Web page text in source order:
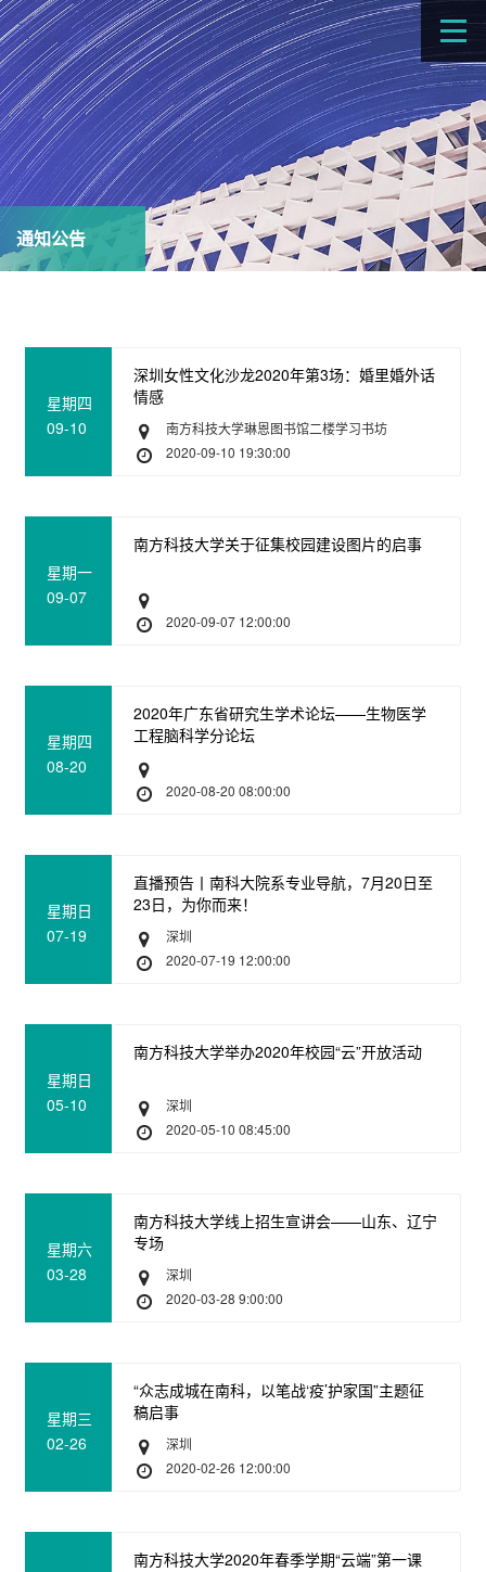
通知公告
星期四
09-10
深圳女性文化沙龙2020年第3场：婚里婚外话
情感
南方科技大学琳恩图书馆二楼学习书坊
2020-09-10 19:30:00
星期一
09-07
南方科技大学关于征集校园建设图片的启事
2020-09-07 12:00:00
星期四
08-20
2020年广东省研究生学术论坛——生物医学
工程脑科学分论坛
2020-08-20 08:00:00
星期日
07-19
直播预告丨南科大院系专业导航，7月20日至
23日，为你而来！
深圳
2020-07-19 12:00:00
星期日
05-10
南方科技大学举办2020年校园“云”开放活动
深圳
2020-05-10 08:45:00
星期六
03-28
南方科技大学线上招生宣讲会——山东、辽宁
专场
深圳
2020-03-28 9:00:00
星期三
02-26
“众志成城在南科，以笔战‘疫’护家国”主题征
稿启事
深圳
2020-02-26 12:00:00
南方科技大学2020年春季学期“云端”第一课